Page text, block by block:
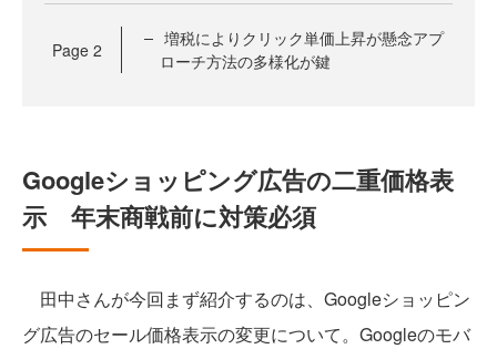
Page 2
増税によりクリック単価上昇が懸念アプ
ローチ方法の多様化が鍵
Googleショッピング広告の二重価格表
示 年末商戦前に対策必須
田中さんが今回まず紹介するのは、Googleショッピン
グ広告のセール価格表示の変更について。Googleのモバ